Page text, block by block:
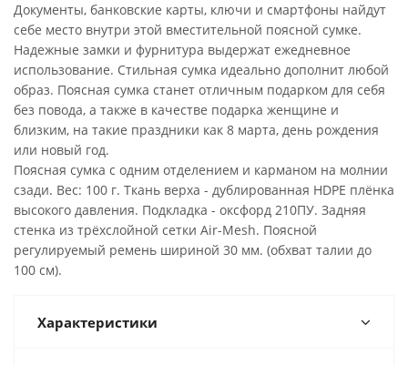
Документы, банковские карты, ключи и смартфоны найдут
себе место внутри этой вместительной поясной сумке.
Надежные замки и фурнитура выдержат ежедневное
использование. Стильная сумка идеально дополнит любой
образ. Поясная сумка станет отличным подарком для себя
без повода, а также в качестве подарка женщине и
близким, на такие праздники как 8 марта, день рождения
или новый год.
Поясная сумка с одним отделением и карманом на молнии
сзади. Вес: 100 г. Ткань верха - дублированная HDPE плёнка
высокого давления. Подкладка - оксфорд 210ПУ. Задняя
стенка из трёхслойной сетки Air-Mesh. Поясной
регулируемый ремень шириной 30 мм. (обхват талии до
100 см).
Характеристики